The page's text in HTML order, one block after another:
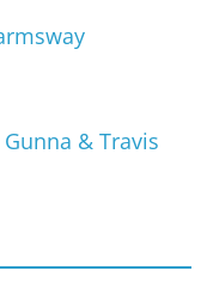
& Travis